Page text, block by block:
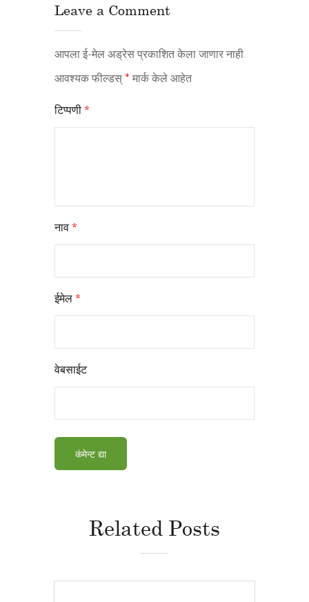
Leave a Comment
आपला ई-मेल अड्रेस प्रकाशित केला जाणार नाही.
आवश्यक फील्डस् * मार्क केले आहेत
टिप्पणी *
नाव *
ईमेल *
वेबसाईट
Related Posts